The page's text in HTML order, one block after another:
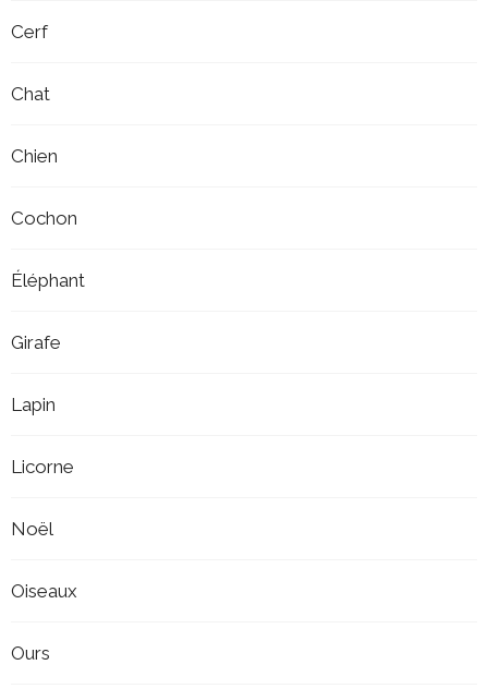
Cerf
Chat
Chien
Cochon
Éléphant
Girafe
Lapin
Licorne
Noël
Oiseaux
Ours